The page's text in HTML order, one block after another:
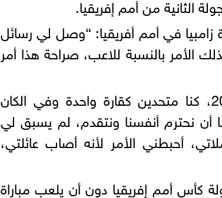
الثانية من أمم إفريقيا.
زامبيا في أمم أفريقيا: “وصل لي رسائل
الأمر بالنسبة للاعب، صراحة هذا أمر
وأضاف: “في كأس العالم الماضية قطر 2022، كنا متحدين كقارة واحدة وفي الكان
أن نحترم أنفسنا ونتقدم، لم يسبق لي
أحبطني الأمر لأنه أصاب عائلتي،
المغرب رسميًّا إلى دور الـ16 لبطولة كأس أمم إفريقيا دون أن يلعب مباراة